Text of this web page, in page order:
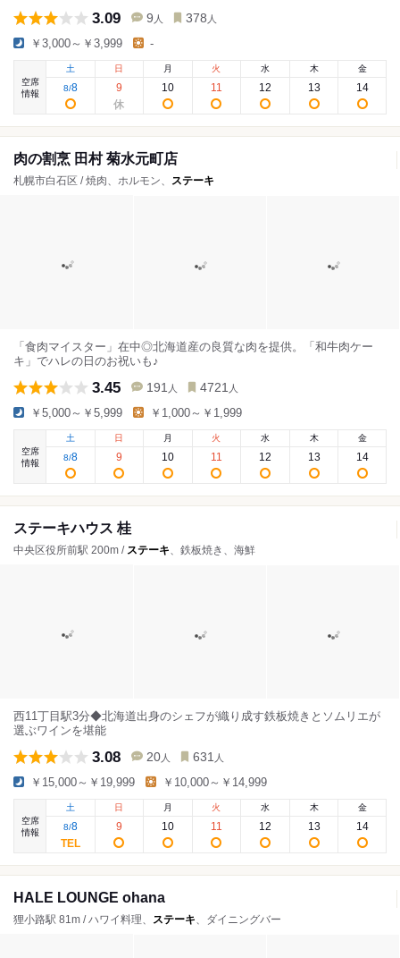
3.09 9 人 378 人
￥3,000～￥3,999 -
空席
情報
土
8/8
日
9
月
10
火
11
水
12
木
13
金
14
肉の割烹 田村 菊水元町店
札幌市白石区 / 焼肉、ホルモン、 ステーキ
「食肉マイスター」在中◎北海道産の良質な肉を提供。「和牛肉ケー
キ」でハレの日のお祝いも♪
3.45 191 人 4721 人
￥5,000～￥5,999 ￥1,000～￥1,999
空席
情報
土
8/8
日
9
月
10
火
11
水
12
木
13
金
14
ステーキハウス 桂
中央区役所前駅 200m / ステーキ、鉄板焼き、海鮮
西11丁目駅3分◆北海道出身のシェフが織り成す鉄板焼きとソムリエが
選ぶワインを堪能
3.08 20 人 631 人
￥15,000～￥19,999 ￥10,000～￥14,999
空席
情報
土
8/8
日
9
月
10
火
11
水
12
木
13
金
14
HALE LOUNGE ohana
狸小路駅 81m / ハワイ料理、 ステーキ、ダイニングバー